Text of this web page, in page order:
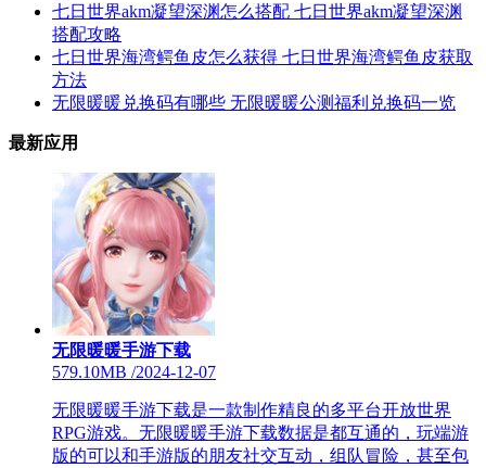
七日世界akm凝望深渊怎么搭配 七日世界akm凝望深渊
搭配攻略
七日世界海湾鳄鱼皮怎么获得 七日世界海湾鳄鱼皮获取
方法
无限暖暖兑换码有哪些 无限暖暖公测福利兑换码一览
最新应用
无限暖暖手游下载
579.10MB /2024-12-07
无限暖暖手游下载是一款制作精良的多平台开放世界
RPG游戏。无限暖暖手游下载数据是都互通的，玩端游
版的可以和手游版的朋友社交互动，组队冒险，甚至包